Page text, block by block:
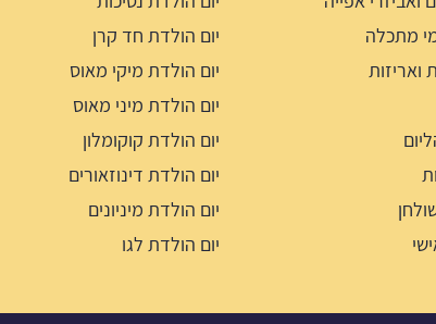
מתכלה
ואריזות
יום הולדת חד קרן
יום הולדת מיקי מאוס
יום הולדת מיני מאוס
יום הולדת קוקומלון
יום הולדת דינוזאורים
יום הולדת מיניונים
יום הולדת לגו